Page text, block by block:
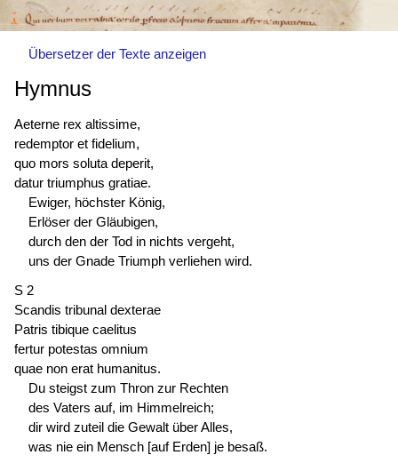
Übersetzer der Texte anzeigen
Hymnus
Aeterne rex altissime,
redemptor et fidelium,
quo mors soluta deperit,
datur triumphus gratiae.
Ewiger, höchster König,
Erlöser der Gläubigen,
durch den der Tod in nichts vergeht,
uns der Gnade Triumph verliehen wird.
S 2
Scandis tribunal dexterae
Patris tibique caelitus
fertur potestas omnium
quae non erat humanitus.
Du steigst zum Thron zur Rechten
des Vaters auf, im Himmelreich;
dir wird zuteil die Gewalt über Alles,
was nie ein Mensch [auf Erden] je besaß.